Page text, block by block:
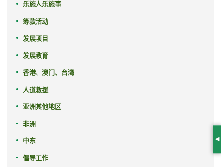
乐施人乐施事
筹款活动
发展项目
发展教育
香港、澳门、台湾
人道救援
亚洲其他地区
非洲
中东
倡导工作